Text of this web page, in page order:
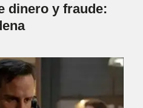
dinero y fraude: